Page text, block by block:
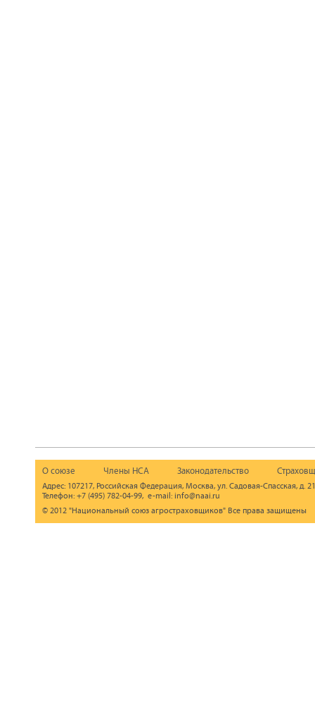
О союзе Члены НСА Законодательство
Адрес: 107217, Российская Федерация, Москва, ул. Садовая-Спасская, д.
Телефон: +7 (495) 782-04-99, e-mail: info@naai.ru
© 2012 "Национальный союз агростраховщиков" Все права защищены